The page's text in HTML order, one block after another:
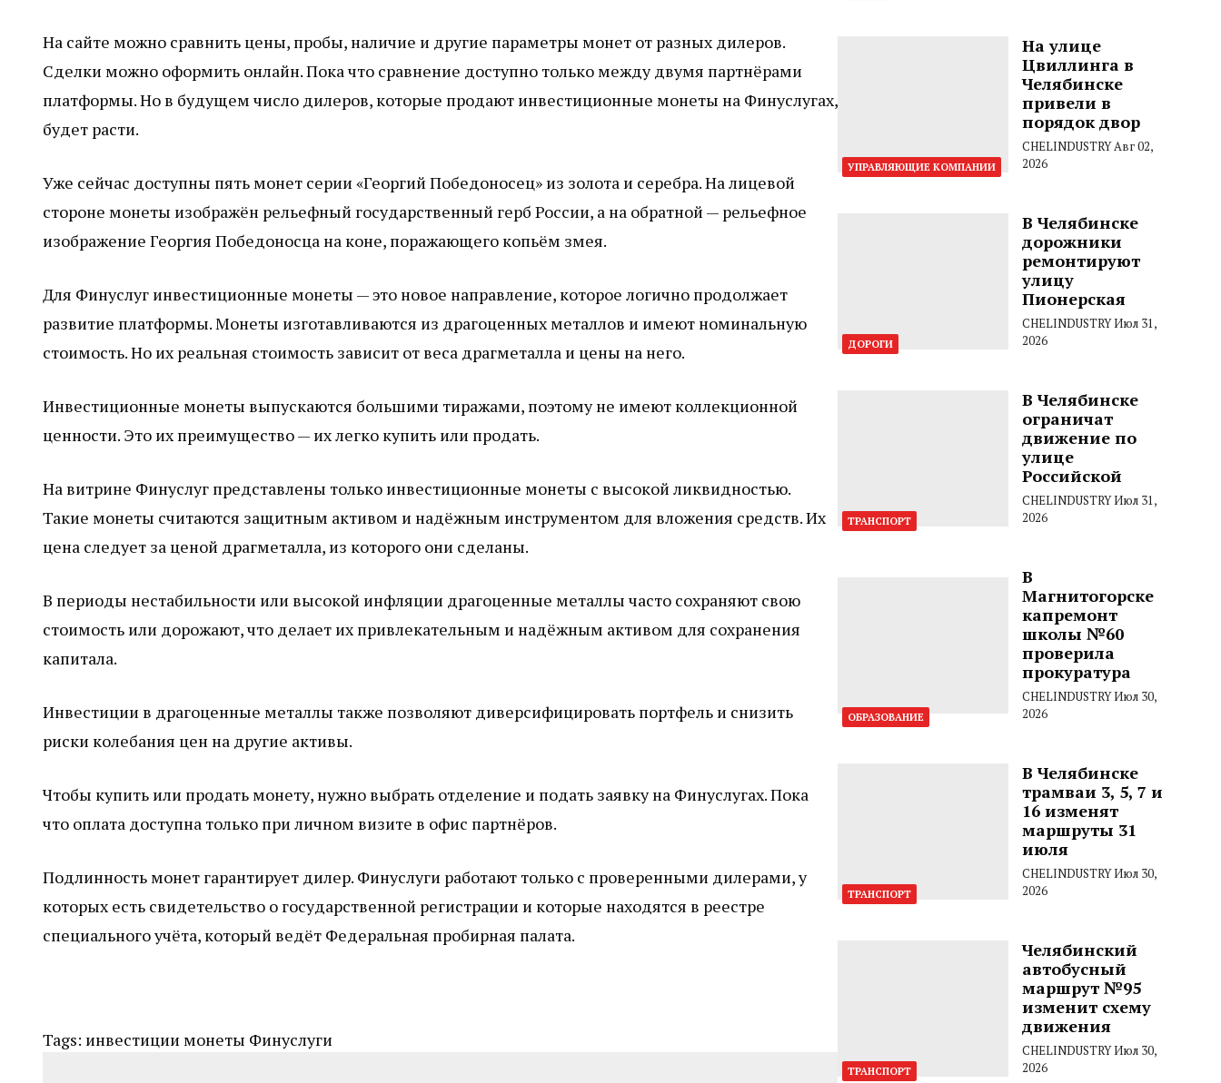
На сайте можно сравнить цены, пробы, наличие и другие параметры монет от разных дилеров.
Сделки можно оформить онлайн. Пока что сравнение доступно только между двумя партнёрами
платформы. Но в будущем число дилеров, которые продают инвестиционные монеты на Финуслугах,
будет расти.
Уже сейчас доступны пять монет серии «Георгий Победоносец» из золота и серебра. На лицевой
стороне монеты изображён рельефный государственный герб России, а на обратной — рельефное
изображение Георгия Победоносца на коне, поражающего копьём змея.
Для Финуслуг инвестиционные монеты — это новое направление, которое логично продолжает
развитие платформы. Монеты изготавливаются из драгоценных металлов и имеют номинальную
стоимость. Но их реальная стоимость зависит от веса драгметалла и цены на него.
Инвестиционные монеты выпускаются большими тиражами, поэтому не имеют коллекционной
ценности. Это их преимущество — их легко купить или продать.
На витрине Финуслуг представлены только инвестиционные монеты с высокой ликвидностью.
Такие монеты считаются защитным активом и надёжным инструментом для вложения средств. Их
цена следует за ценой драгметалла, из которого они сделаны.
В периоды нестабильности или высокой инфляции драгоценные металлы часто сохраняют свою
стоимость или дорожают, что делает их привлекательным и надёжным активом для сохранения
капитала.
Инвестиции в драгоценные металлы также позволяют диверсифицировать портфель и снизить
риски колебания цен на другие активы.
Чтобы купить или продать монету, нужно выбрать отделение и подать заявку на Финуслугах. Пока
что оплата доступна только при личном визите в офис партнёров.
Подлинность монет гарантирует дилер. Финуслуги работают только с проверенными дилерами, у
которых есть свидетельство о государственной регистрации и которые находятся в реестре
специального учёта, который ведёт Федеральная пробирная палата.
Tags: инвестиции монеты Финуслуги
УПРАВЛЯЮЩИЕ КОМПАНИИ
На улице
Цвиллинга в
Челябинске
привели в
порядок двор
CHELINDUSTRYАвг 02,
2026
ДОРОГИ
В Челябинске
дорожники
ремонтируют
улицу
Пионерская
CHELINDUSTRYИюл 31,
2026
ТРАНСПОРТ
В Челябинске
ограничат
движение по
улице
Российской
CHELINDUSTRYИюл 31,
2026
ОБРАЗОВАНИЕ
В
Магнитогорске
капремонт
школы №60
проверила
прокуратура
CHELINDUSTRYИюл 30,
2026
ТРАНСПОРТ
В Челябинске
трамваи 3, 5, 7 и
16 изменят
маршруты 31
июля
CHELINDUSTRYИюл 30,
2026
ТРАНСПОРТ
Челябинский
автобусный
маршрут №95
изменит схему
движения
CHELINDUSTRYИюл 30,
2026